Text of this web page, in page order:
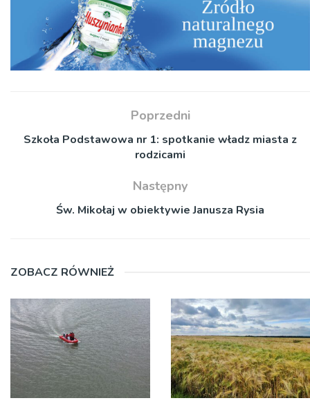
Poprzedni
Szkoła Podstawowa nr 1: spotkanie władz miasta z
rodzicami
Następny
Św. Mikołaj w obiektywie Janusza Rysia
ZOBACZ RÓWNIEŻ